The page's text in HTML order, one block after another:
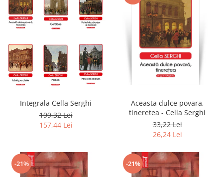
Integrala Cella Serghi
199,32 Lei
157,44 Lei
Aceasta dulce povara,
tineretea - Cella Serghi
33,22 Lei
26,24 Lei
-21% -21%